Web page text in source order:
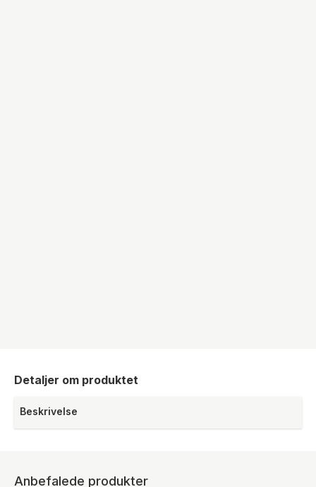
Detaljer om produktet
Beskrivelse
Anbefalede produkter